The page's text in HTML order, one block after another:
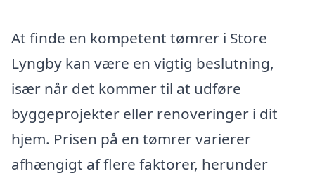
At finde en kompetent tømrer i Store
Lyngby kan være en vigtig beslutning,
især når det kommer til at udføre
byggeprojekter eller renoveringer i dit
hjem. Prisen på en tømrer varierer
afhængigt af flere faktorer, herunder